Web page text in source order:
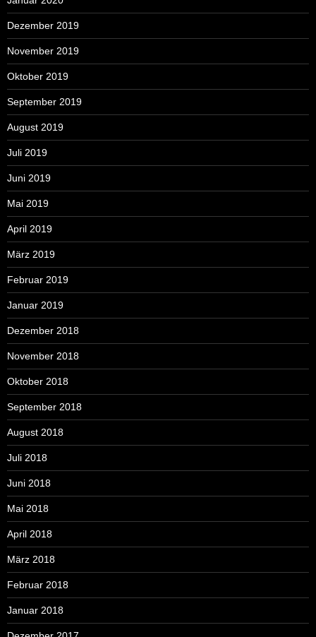
Dezember 2019
November 2019
Oktober 2019
September 2019
August 2019
Juli 2019
Juni 2019
Mai 2019
April 2019
März 2019
Februar 2019
Januar 2019
Dezember 2018
November 2018
Oktober 2018
September 2018
August 2018
Juli 2018
Juni 2018
Mai 2018
April 2018
März 2018
Februar 2018
Januar 2018